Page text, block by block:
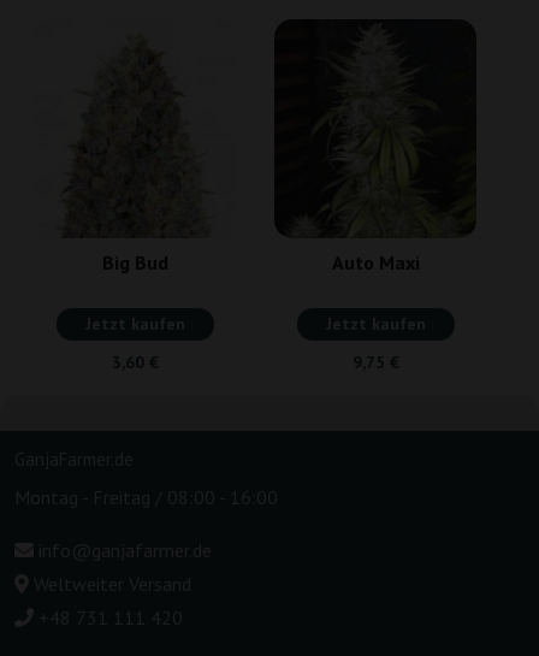
Big Bud
Jetzt kaufen
3,60 €
Auto Maxi
Jetzt kaufen
9,75 €
GanjaFarmer.de
Montag - Freitag / 08:00 - 16:00
info@ganjafarmer.de
Weltweiter Versand
+48 731 111 420